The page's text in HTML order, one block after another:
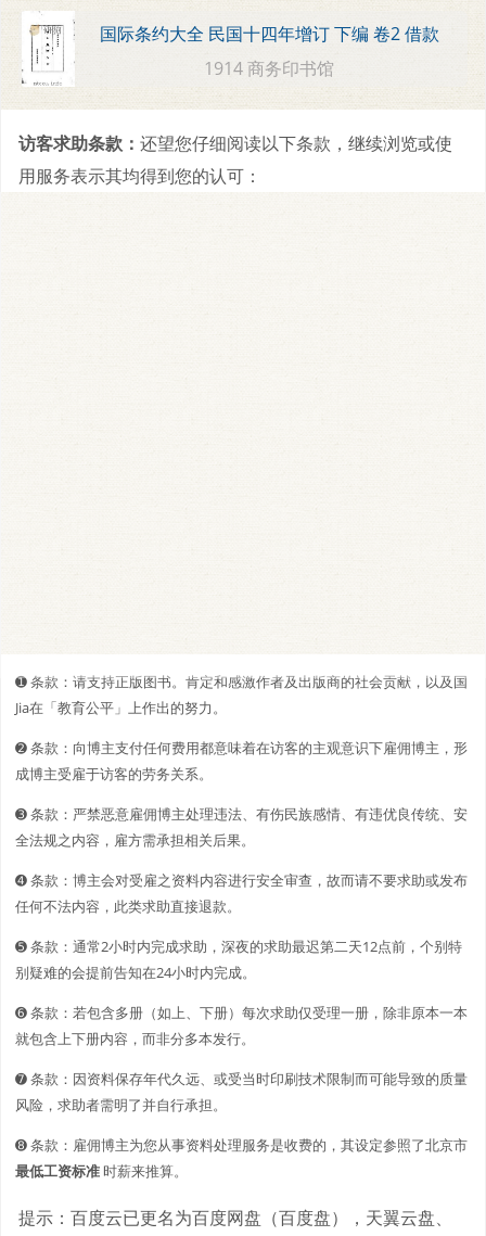
国际条约大全 民国十四年增订 下编 卷2 借款
1914 商务印书馆
访客求助条款： 还望您仔细阅读以下条款，继续浏览或使
用服务表示其均得到您的认可：
➊️ 条款：请支持正版图书。肯定和感激作者及出版商的社会贡献，以及国
Jia在「教育公平」上作出的努力。
➋️️ 条款：向博主支付任何费用都意味着在访客的主观意识下雇佣博主，形
成博主受雇于访客的劳务关系。
➌ 条款：严禁恶意雇佣博主处理违法、有伤民族感情、有违优良传统、安
全法规之内容，雇方需承担相关后果。
➍ 条款：博主会对受雇之资料内容进行安全审查，故而请不要求助或发布
任何不法内容，此类求助直接退款。
➎ 条款：通常2小时内完成求助，深夜的求助最迟第二天12点前，个别特
别疑难的会提前告知在24小时内完成。
➏ 条款：若包含多册（如上、下册）每次求助仅受理一册，除非原本一本
就包含上下册内容，而非分多本发行。
➐ 条款：因资料保存年代久远、或受当时印刷技术限制而可能导致的质量
风险，求助者需明了并自行承担。
➑ 条款：雇佣博主为您从事资料处理服务是收费的，其设定参照了北京市
最低工资标准时薪来推算。
提示：百度云已更名为百度网盘（百度盘），天翼云盘、